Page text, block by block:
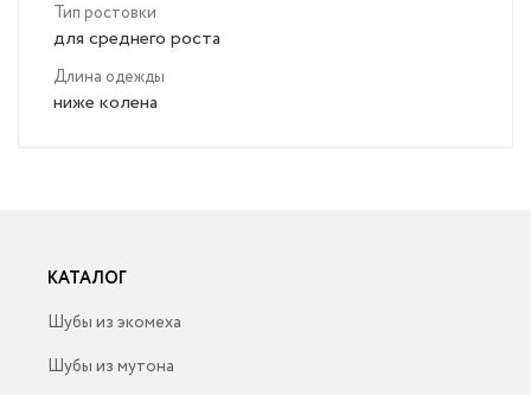
Тип ростовки
для среднего роста
Длина одежды
ниже колена
КАТАЛОГ
Шубы из экомеха
Шубы из мутона